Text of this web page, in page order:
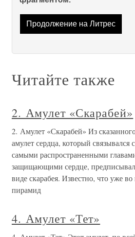
Продолжение на Литрес
Читайте также
2. Амулет «Скарабей»
2. Амулет «Скарабей» Из
амулет сердца, который
самыми распространенными
защищающими сердце,
виде скарабея. Известно, что уже во
пирамид
4. Амулет «Тет»